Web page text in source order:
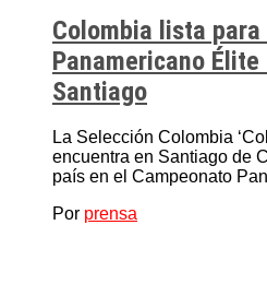
Colombia lista
Panamericano
Santiago
La Selección Colombia
encuentra en Santiago de
país en el Campeonato
Por prensa